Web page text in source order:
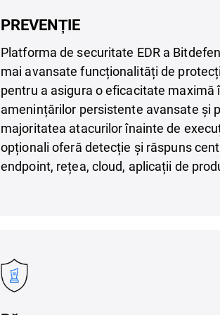
PREVENȚIE
Platforma de securitate EDR a
mai avansate funcționalități de
pentru a asigura o eficacitate maximă
amenințărilor persistente avansate și
majoritatea atacurilor înainte de
opționali oferă detecție și răspuns
endpoint, rețea, cloud, aplicații de